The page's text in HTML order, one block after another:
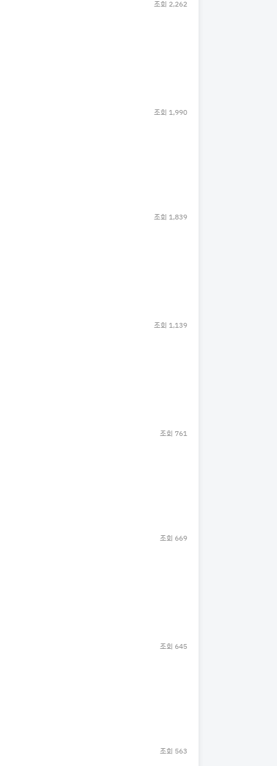
조회 2,262
조회 1,990
조회 1,839
조회 1,139
조회 761
조회 669
조회 645
조회 563